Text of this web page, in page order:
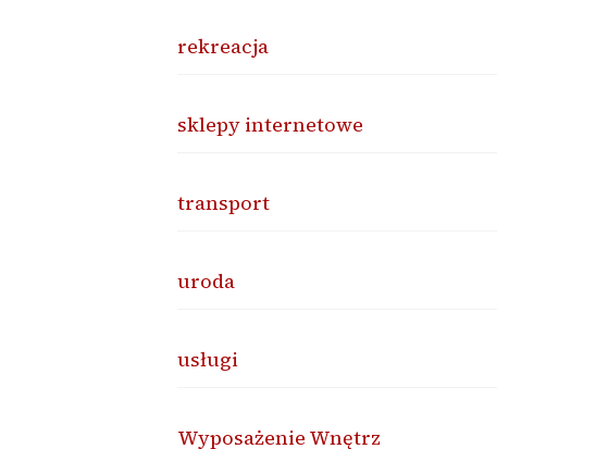
rekreacja
sklepy internetowe
transport
uroda
usługi
Wyposażenie Wnętrz